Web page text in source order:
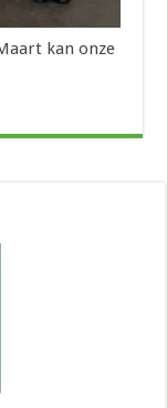
kan onze